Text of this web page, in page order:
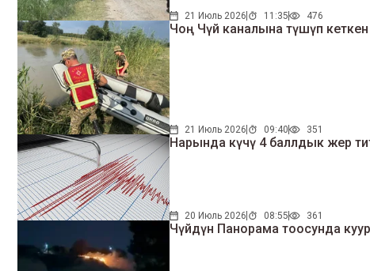
21 Июль 2026 11:35 476
Чоң Чүй каналына түшүп кеткен
21 Июль 2026 09:40 351
Нарында күчү 4 баллдык жер
20 Июль 2026 08:55 361
Чүйдүн Панорама тоосунда